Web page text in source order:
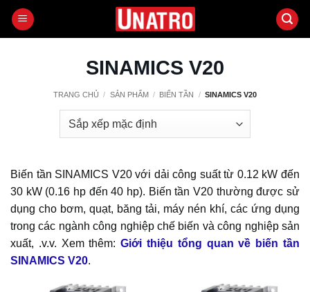
qua
SINAMICS V20
TRANG CHỦ / SẢN PHẨM / BIẾN TẦN / SINAMICS V20
Biến tần SINAMICS V20 với dải công suất từ ​​0.12 kW đến
30 kW (0.16 hp đến 40 hp). Biến tần V20 thường được sử
dụng cho bơm, quạt, băng tải, máy nén khí, các ứng dụng
trong các ngành công nghiệp chế biến và công nghiệp sản
xuất, .v.v. Xem thêm:Giới thiệu tổng quan về biến tần
SINAMICS V20.